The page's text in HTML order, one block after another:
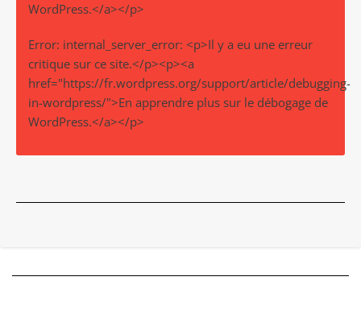
WordPress.</a></p>
Error: internal_server_error: <p>Il y a eu une erreur
critique sur ce site.</p><p><a
href="https://fr.wordpress.org/support/article/debugging-
in-wordpress/">En apprendre plus sur le débogage de
WordPress.</a></p>